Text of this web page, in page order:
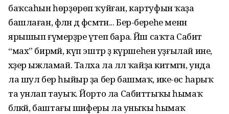
баҡсаһын һөрҙөрөп ҡуйған, картуфын ҡаҙа
башлаған, фәлән дә фәсмәтән... Бер-береһе менән
ярышып ғүмерҙәре үтеп бара. Йәш саҡта Сабит
“мах” бирмәй, күп эштәр ҙә күршеһен уҙғылай ине,
хәҙер ыжламай. Талха ла әллә ҡайҙа китмәгән, унда
ла шул бер һыйыр ҙа бер башмаҡ, ике-өс һарыҡ
та унлап тауыҡ. Йорто ла Сабиттыҡы һымаҡ
бәләкәй, баштағы шиферы ла уныҡы һымаҡ